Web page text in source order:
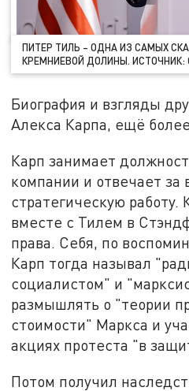
ПИТЕР ТИЛЬ – ОДНА ИЗ САМЫХ
КРЕМНИЕВОЙ ДОЛИНЫ. ИСТОЧНИК:
Биография и взгляды
Алекса Карпа, ещё
Карп занимает
компании и отвечает
стратегическую работу.
вместе с Тилем в
права. Себя, по
Карп тогда называл
социалистом" и
размышлять о "теории
стоимости" Маркса и
акциях протеста "в
Потом получил